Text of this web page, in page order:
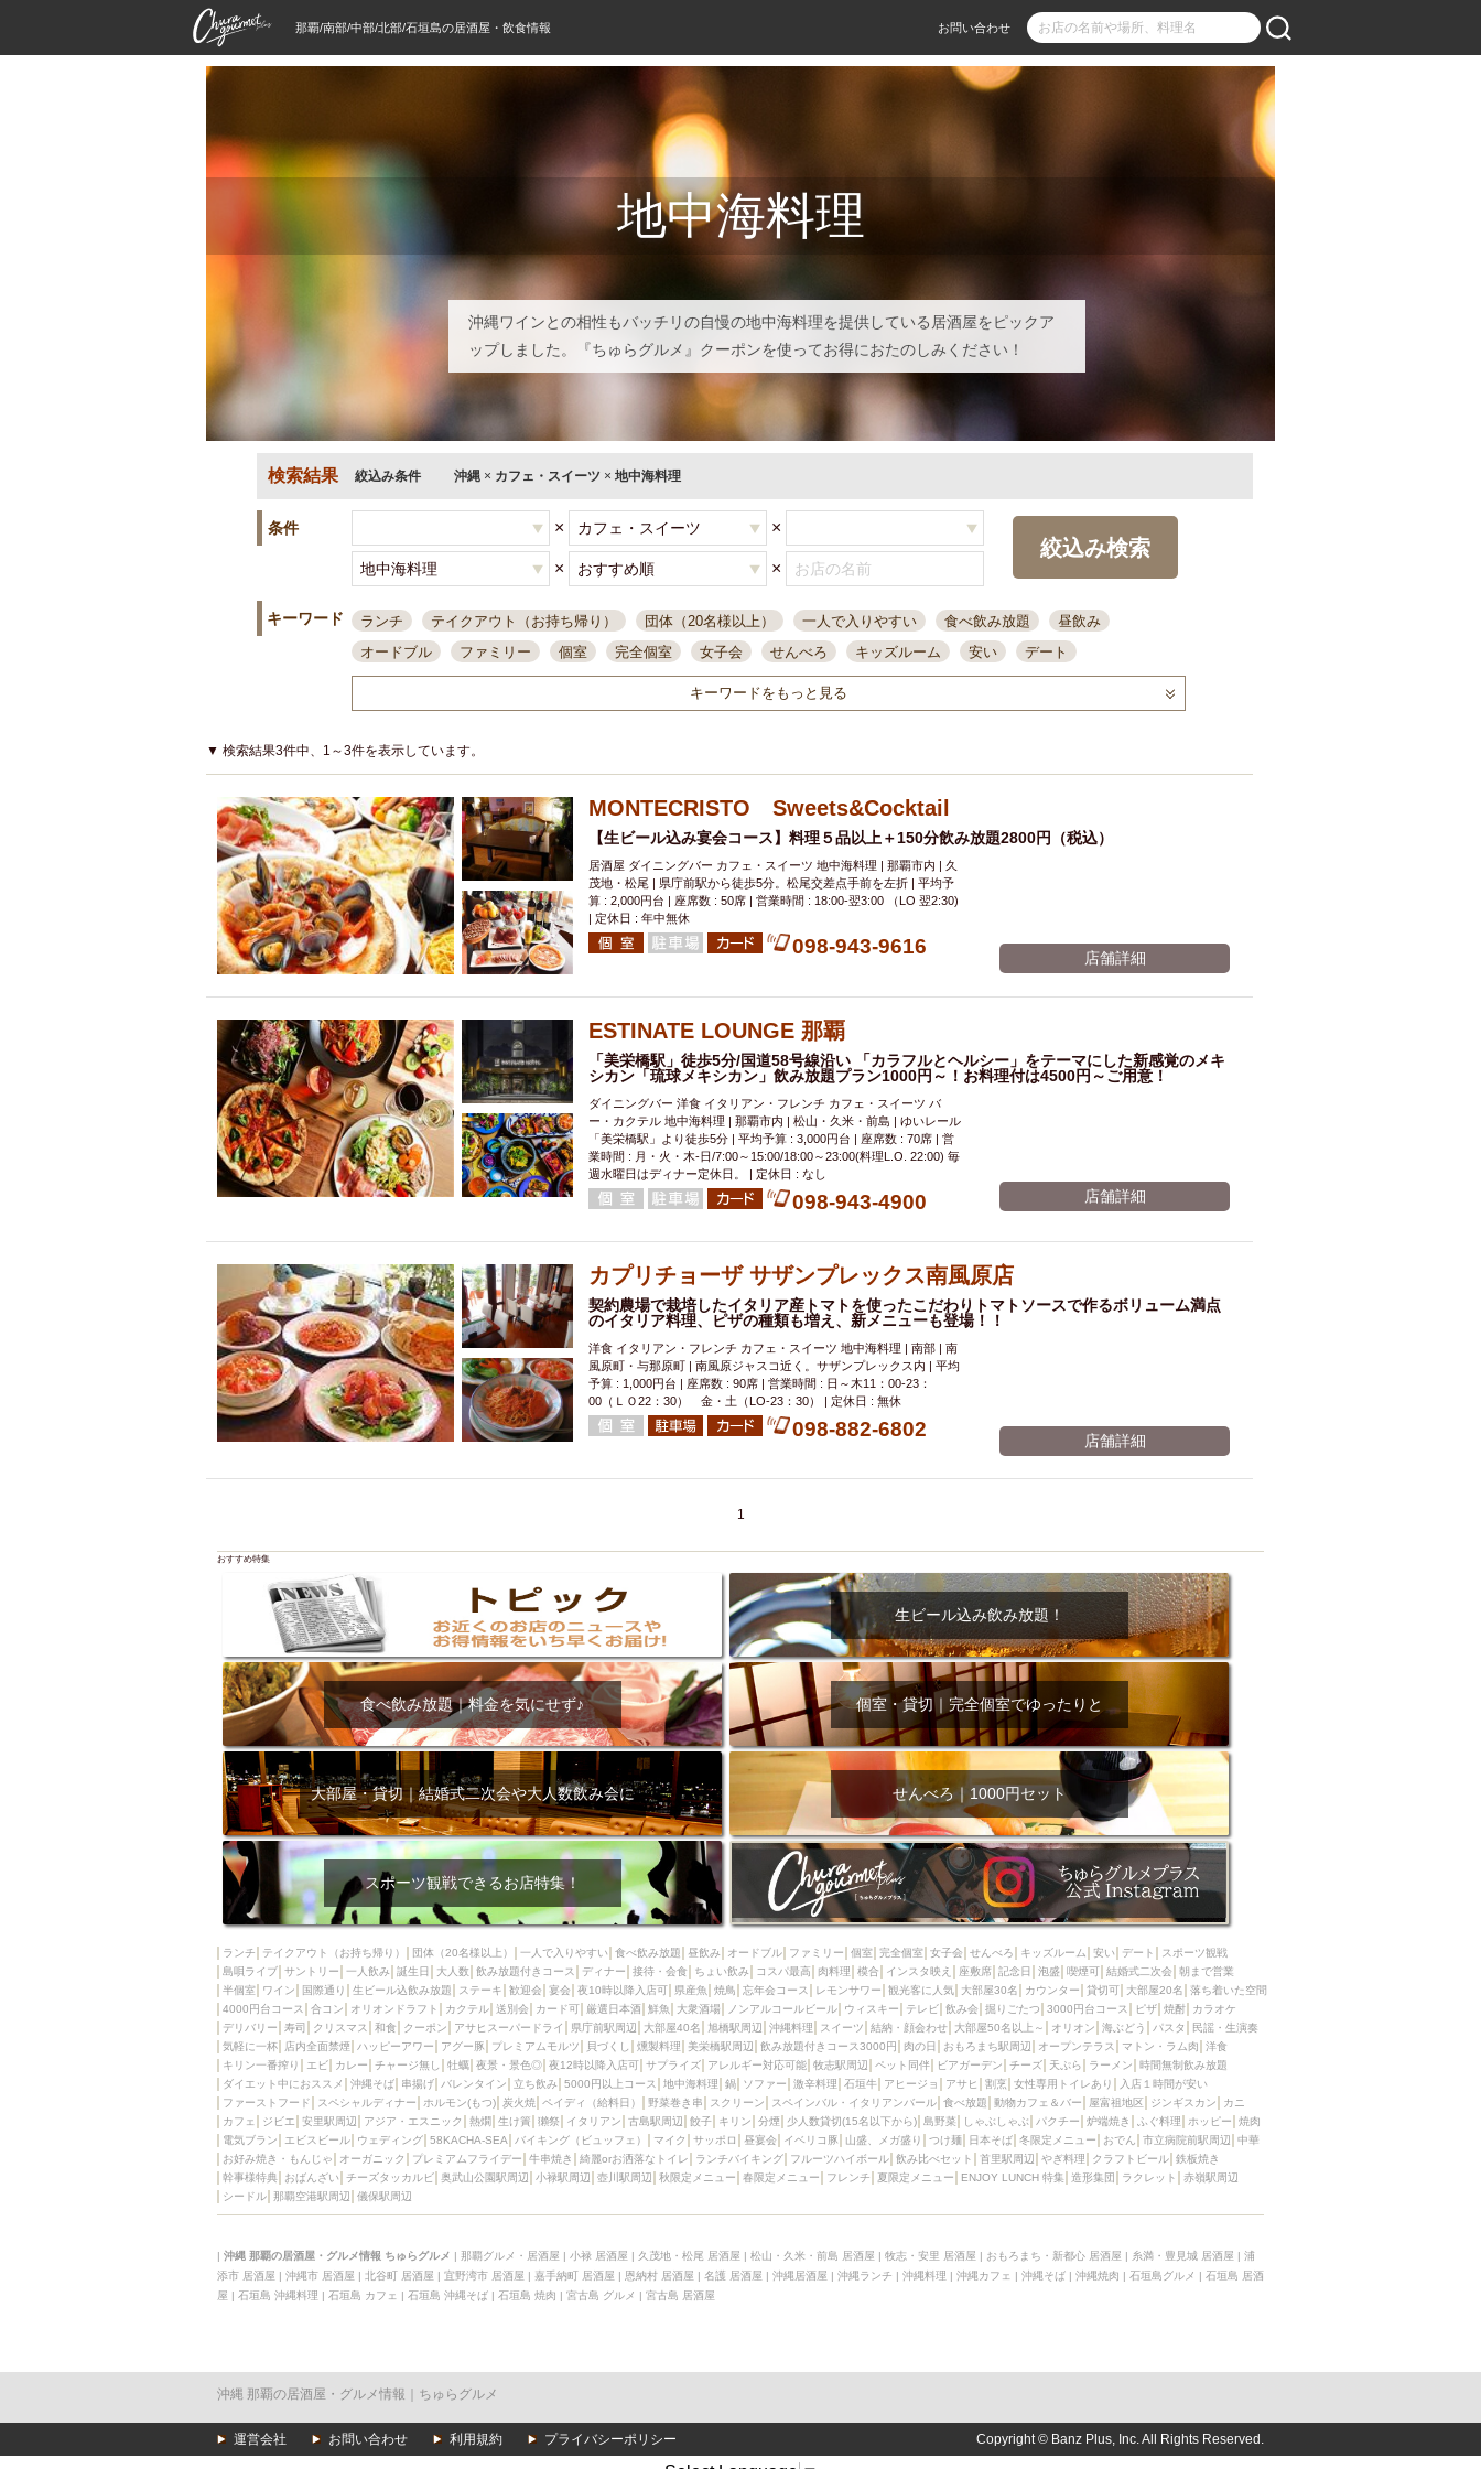
那覇/南部/中部/北部/石垣島の居酒屋・飲食情報 お問い合わせ
地中海料理
沖縄ワインとの相性もバッチリの自慢の地中海料理を提供している居酒屋をピックア
ップしました。『ちゅらグルメ』クーポンを使ってお得におたのしみください！
検索結果 絞込み条件 沖縄 × カフェ・スイーツ × 地中海料理
条件 × ×
× ×
絞込み検索
キーワード ランチ テイクアウト（お持ち帰り） 団体（20名様以上） 一人で入りやすい 食べ飲み放題
昼飲み
オードブル
ファミリー 個室 完全個室 女子会 せんべろ キッズルーム 安い
デート
一人飲み 誕生日 大人数
接待・会食
ちょい飲み コスパ最高 肉料理 模合 インスタ映え 座敷席 記念日 泡盛
喫煙可
結婚式二次会
夜10時以降入店可
県産魚 焼鳥 忘年会コース レモンサワー 観光客に人気 大部屋30名
カウンター
貸切可
大部屋20名 落ち着いた空間 4000円台コース 合コン オリオンドラフト
カード可
厳選日本酒 鮮魚 大衆酒場 ノンアルコールビール ウィスキー テレビ 飲み会
掘りごたつ
3000円台コース
ピザ 焼酎 カラオケ デリバリー 寿司 クリスマス 和食
アサヒスーパードライ
県庁前駅周辺 大部屋40名 旭橋駅周辺 沖縄料理 スイーツ
大部屋50名以上～
オリオン 海ぶどう パスタ 民謡・生演奏
ハッピーアワー
アグー豚
キリン一番搾り
エビ カレー チャージ無し 牡蠣 夜景・景色◎
アレルギー対応可能
牧志駅周辺 ペット同伴 ビアガーデン チーズ 天ぷら ラーメン
時間無制飲み放題
ダイエット中におススメ
沖縄そば 串揚げ バレンタイン 立ち飲み 5000円以上コース 地中海料理
鍋
ソファー
激辛料理 石垣牛 アヒージョ アサヒ 割烹 女性専用トイレあり
ファーストフード
スペシャルディナー ホルモン(もつ) 炭火焼 ペイディ（給料日）
スクリーン
スペインバル・イタリアンバール 食べ放題 動物カフェ＆バー
安里駅周辺 アジア・エスニック 熱燗 生け簀 イタリアン
古島駅周辺
餃子
キリン 分煙 少人数貸切(15名以下から) 島野菜 しゃぶしゃぶ パクチー 炉端焼き
ふぐ料理
ホッピー
焼肉 電気ブラン エビスビール ウェディング 58KACHA-SEA
バイキング（ビュッフェ）
マイク
サッポロ 昼宴会 イベリコ豚 山盛、メガ盛り つけ麺 日本そば 冬限定メニュー
おでん
市立病院前駅周辺
中華 お好み焼き・もんじゃ オーガニック プレミアムフライデー
綺麗orお洒落なトイレ
ランチバイキング フルーツハイボール 飲み比べセット 首里駅周辺
クラフトビール
鉄板焼き 幹事様特典 おばんざい チーズタッカルビ 奥武山公園駅周辺
壺川駅周辺
秋限定メニュー 春限定メニュー フレンチ 夏限定メニュー ENJOY LUNCH 特集
造形集団
キーワードをもっと見る
▼ 検索結果3件中、1～3件を表示しています。
MONTECRISTO Sweets&Cocktail
【生ビール込み宴会コース】料理５品以上＋150分飲み放題2800円（税込）
居酒屋 ダイニングバー カフェ・スイーツ 地中海料理 | 那覇市内 | 久
茂地・松尾 | 県庁前駅から徒歩5分。松尾交差点手前を左折 | 平均予
算 : 2,000円台 | 座席数 : 50席 | 営業時間 : 18:00-翌3:00 （LO 翌2:30)
| 定休日 : 年中無休
098-943-9616 店舗詳細
ESTINATE LOUNGE 那覇
「美栄橋駅」徒歩5分/国道58号線沿い 「カラフルとヘルシー」をテーマにした新感覚のメキ
シカン「琉球メキシカン」飲み放題プラン1000円～！お料理付は4500円～ご用意！
ダイニングバー 洋食 イタリアン・フレンチ カフェ・スイーツ バ
ー・カクテル 地中海料理 | 那覇市内 | 松山・久米・前島 | ゆいレール
「美栄橋駅」より徒歩5分 | 平均予算 : 3,000円台 | 座席数 : 70席 | 営
業時間 : 月・火・木-日/7:00～15:00/18:00～23:00(料理L.O. 22:00) 毎
週水曜日はディナー定休日。 | 定休日 : なし
098-943-4900 店舗詳細
カプリチョーザ サザンプレックス南風原店
契約農場で栽培したイタリア産トマトを使ったこだわりトマトソースで作るボリューム満点
のイタリア料理、ピザの種類も増え、新メニューも登場！！
洋食 イタリアン・フレンチ カフェ・スイーツ 地中海料理 | 南部 | 南
風原町・与那原町 | 南風原ジャスコ近く。サザンプレックス内 | 平均
予算 : 1,000円台 | 座席数 : 90席 | 営業時間 : 日～木11：00-23：
00（ＬＯ22：30） 金・土（LO-23：30） | 定休日 : 無休
098-882-6802 店舗詳細
1
おすすめ特集
生ビール込み飲み放題！
食べ飲み放題｜料金を気にせず♪ 個室・貸切｜完全個室でゆったりと
大部屋・貸切｜結婚式二次会や大人数飲み会に せんべろ｜1000円セット
スポーツ観戦できるお店特集！
ランチ テイクアウト（お持ち帰り） 団体（20名様以上） 一人で入りやすい 食べ飲み放題 昼飲み オードブル ファミリー 個室 完全個室 女子会 せんべろ キッズルーム 安い デート
スポーツ観戦
島唄ライブ サントリー 一人飲み 誕生日 大人数 飲み放題付きコース ディナー 接待・会食 ちょい飲み コスパ最高 肉料理 模合 インスタ映え 座敷席 記念日 泡盛 喫煙可 結婚式二次会 朝まで営業
半個室
ワイン 国際通り 生ビール込飲み放題 ステーキ 歓迎会 宴会 夜10時以降入店可 県産魚 焼鳥 忘年会コース レモンサワー 観光客に人気 大部屋30名 カウンター 貸切可 大部屋20名
落ち着いた空間
4000円台コース
合コン オリオンドラフト カクテル 送別会 カード可 厳選日本酒 鮮魚 大衆酒場 ノンアルコールビール ウィスキー テレビ 飲み会 掘りごたつ 3000円台コース ピザ 焼酎
カラオケ
デリバリー
寿司 クリスマス 和食 クーポン アサヒスーパードライ 県庁前駅周辺 大部屋40名 旭橋駅周辺 沖縄料理 スイーツ 結納・顔会わせ 大部屋50名以上～ オリオン 海ぶどう パスタ
民謡・生演奏
気軽に一杯
店内全面禁煙 ハッピーアワー アグー豚 プレミアムモルツ 貝づくし 燻製料理 美栄橋駅周辺 飲み放題付きコース3000円 肉の日 おもろまち駅周辺 オープンテラス マトン・ラム肉
洋食
キリン一番搾り
エビ カレー チャージ無し 牡蠣 夜景・景色◎ 夜12時以降入店可 サプライズ アレルギー対応可能 牧志駅周辺 ペット同伴 ビアガーデン チーズ 天ぷら ラーメン
時間無制飲み放題
ダイエット中におススメ
沖縄そば 串揚げ バレンタイン 立ち飲み 5000円以上コース 地中海料理 鍋 ソファー 激辛料理 石垣牛 アヒージョ アサヒ 割烹 女性専用トイレあり
入店１時間が安い
ファーストフード
スペシャルディナー ホルモン(もつ) 炭火焼 ペイディ（給料日） 野菜巻き串 スクリーン スペインバル・イタリアンバール 食べ放題 動物カフェ＆バー 屋富祖地区 ジンギスカン
カニ
カフェ
ジビエ 安里駅周辺 アジア・エスニック 熱燗 生け簀 獺祭 イタリアン 古島駅周辺 餃子 キリン 分煙 少人数貸切(15名以下から) 島野菜 しゃぶしゃぶ パクチー 炉端焼き ふぐ料理 ホッピー
焼肉
電気ブラン
エビスビール ウェディング 58KACHA-SEA バイキング（ビュッフェ） マイク サッポロ 昼宴会 イベリコ豚 山盛、メガ盛り つけ麺 日本そば 冬限定メニュー おでん 市立病院前駅周辺
中華
お好み焼き・もんじゃ
オーガニック プレミアムフライデー 牛串焼き 綺麗orお洒落なトイレ ランチバイキング フルーツハイボール 飲み比べセット 首里駅周辺 やぎ料理 クラフトビール 鉄板焼き
幹事様特典
おばんざい チーズタッカルビ 奥武山公園駅周辺 小禄駅周辺 壺川駅周辺 秋限定メニュー 春限定メニュー フレンチ 夏限定メニュー ENJOY LUNCH 特集 造形集団 ラクレット
赤嶺駅周辺
シードル 那覇空港駅周辺 儀保駅周辺
| 沖縄 那覇の居酒屋・グルメ情報 ちゅらグルメ | 那覇グルメ・居酒屋 | 小禄 居酒屋 | 久茂地・松尾 居酒屋 | 松山・久米・前島 居酒屋 | 牧志・安里 居酒屋 | おもろまち・新都心 居酒屋 | 糸満・豊見城 居酒屋 | 浦
添市 居酒屋 | 沖縄市 居酒屋 | 北谷町 居酒屋 | 宜野湾市 居酒屋 | 嘉手納町 居酒屋 | 恩納村 居酒屋 | 名護 居酒屋 | 沖縄居酒屋 | 沖縄ランチ | 沖縄料理 | 沖縄カフェ | 沖縄そば | 沖縄焼肉 | 石垣島グルメ | 石垣島 居酒
屋 | 石垣島 沖縄料理 | 石垣島 カフェ | 石垣島 沖縄そば | 石垣島 焼肉 | 宮古島 グルメ | 宮古島 居酒屋
沖縄 那覇の居酒屋・グルメ情報｜ちゅらグルメ
運営会社 お問い合わせ 利用規約 プライバシーポリシー Copyright © Banz Plus, Inc. All Rights Reserved.